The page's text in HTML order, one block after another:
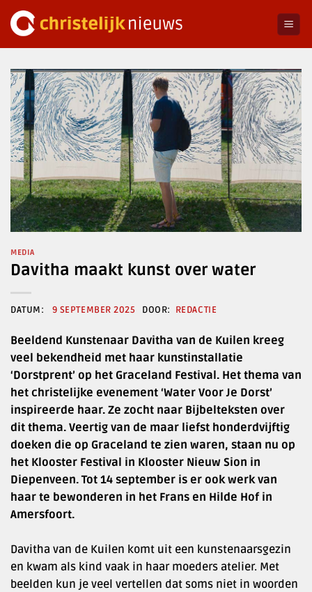
naar
MEDIA
Davitha maakt kunst over water
9 SEPTEMBER 2025 REDACTIE
Beeldend Kunstenaar Davitha van de Kuilen kreeg
veel bekendheid met haar kunstinstallatie
‘Dorstprent’ op het Graceland Festival. Het thema van
het christelijke evenement ‘Water Voor Je Dorst’
inspireerde haar. Ze zocht naar Bijbelteksten over
dit thema. Veertig van de maar liefst honderdvijftig
doeken die op Graceland te zien waren, staan nu op
het Klooster Festival in Klooster Nieuw Sion in
Diepenveen. Tot 14 september is er ook werk van
haar te bewonderen in het Frans en Hilde Hof in
Amersfoort.
Davitha van de Kuilen komt uit een kunstenaarsgezin
en kwam als kind vaak in haar moeders atelier. Met
beelden kun je veel vertellen dat soms niet in woorden